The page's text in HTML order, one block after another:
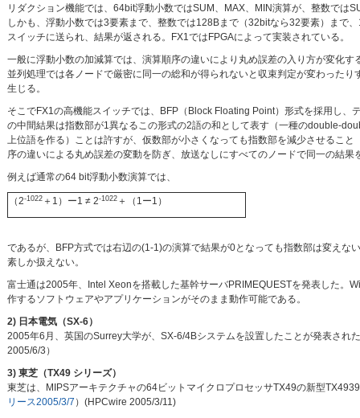
リダクション機能では、64bit浮動小数ではSUM、MAX、MIN演算が、整数で
しかも、浮動小数では3要素まで、整数では128Bまで（32bitなら32要素）まで
スイッチに送られ、結果が返される。FX1ではFPGAによって実装されている。
一般に浮動小数の加減算では、演算順序の違いにより丸め誤差の入り方が変化
並列処理では各ノードで厳密に同一の総和が得られないと収束判定が変わった
生じる。
そこでFX1の高機能スイッチでは、BFP（Block Floating Point）形式を採用し、
の中間結果は指数部が1異なるこの形式の2語の和として表す（一種のdouble-
上位語を作る）ことは許すが、仮数部が小さくなっても指数部を減少させるこ
序の違いによる丸め誤差の変動を防ぎ、放送なしにすべてのノードで同一の結果
例えば通常の64 bit浮動小数演算では、
（2-1022＋1）ー1 ≠ 2-1022＋（1ー1）
であるが、BFP方式では右辺の(1-1)の演算で結果が0となっても指数部は変え
素しか扱えない。
富士通は2005年、Intel Xeonを搭載した基幹サーバPRIMEQUESTを発表した。
作するソフトウェアやアプリケーションがそのまま動作可能である。
2) 日本電気（SX-6）
2005年6月、英国のSurrey大学が、SX-6/4Bシステムを設置したことが発表さ
2005/6/3）
3) 東芝（TX49 シリーズ）
東芝は、MIPSアーキテクチャの64ビットマイクロプロセッサTX49の新型
リース2005/3/7 ）(HPCwire 2005/3/11)